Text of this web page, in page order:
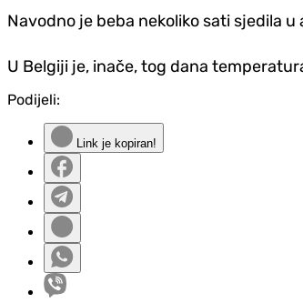
Navodno je beba nekoliko sati sjedila
U Belgiji je, inače, tog dana
Podijeli:
Link je kopiran!